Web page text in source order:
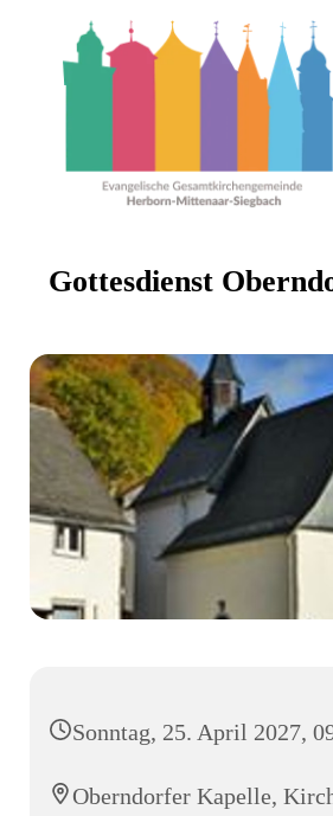
Gottesdienst
Sonntag, 25. April 2027,
Oberndorfer Kapelle,